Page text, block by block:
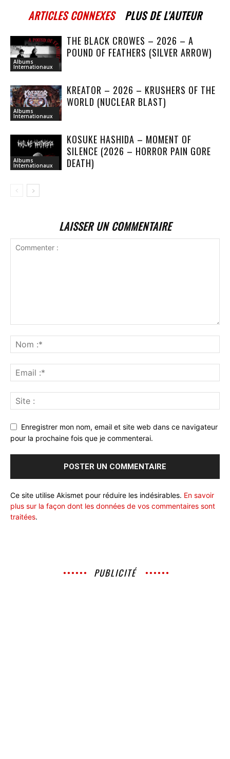
ARTICLES CONNEXES PLUS DE L'AUTEUR
Albums
Internationaux
THE BLACK CROWES – 2026 – A
POUND OF FEATHERS (SILVER ARROW)
Albums
Internationaux
KREATOR – 2026 – KRUSHERS OF THE
WORLD (NUCLEAR BLAST)
Albums
Internationaux
KOSUKE HASHIDA – MOMENT OF
SILENCE (2026 – HORROR PAIN GORE
DEATH)
LAISSER UN COMMENTAIRE
Enregistrer mon nom, email et site web dans ce navigateur
pour la prochaine fois que je commenterai.
Ce site utilise Akismet pour réduire les indésirables. En savoir
plus sur la façon dont les données de vos commentaires sont
traitées.
PUBLICITÉ